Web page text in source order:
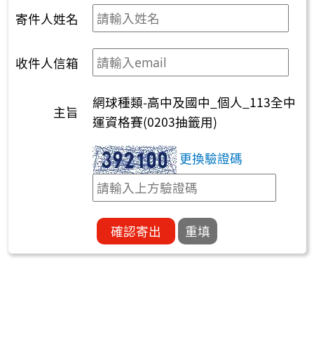
寄件人姓名
收件人信箱
主旨
網球種類-高中及國中_個人_113全中
運資格賽(0203抽籤用)
更換驗證碼